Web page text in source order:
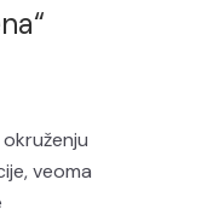
veoma